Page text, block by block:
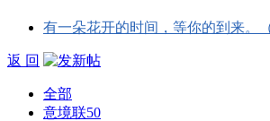
有一朵花开的时间，等你的到来。
返 回
全部
意境联50